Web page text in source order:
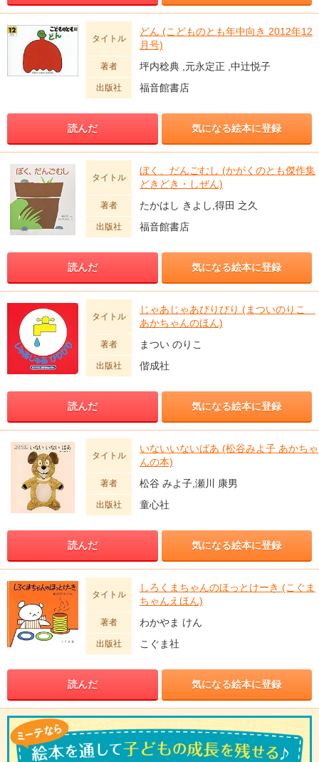
タイトル
どん (こどものとも年中向き 2012年12
月号)
著者 坪内稔典 ,元永定正 ,中辻悦子
出版社 福音館書店
読んだ 気になる絵本に登録
タイトル
ぼく、だんごむし (かがくのとも傑作集
どきどき・しぜん)
著者 たかはし きよし,得田 之久
出版社 福音館書店
読んだ 気になる絵本に登録
タイトル
じゃあじゃあびりびり (まついのりこ
あかちゃんのほん)
著者 まつい のりこ
出版社 偕成社
読んだ 気になる絵本に登録
タイトル
いないいないばあ (松谷みよ子 あかちゃ
んの本)
著者 松谷 みよ子,瀬川 康男
出版社 童心社
読んだ 気になる絵本に登録
タイトル
しろくまちゃんのほっとけーき (こぐま
ちゃんえほん)
著者 わかやま けん
出版社 こぐま社
読んだ 気になる絵本に登録